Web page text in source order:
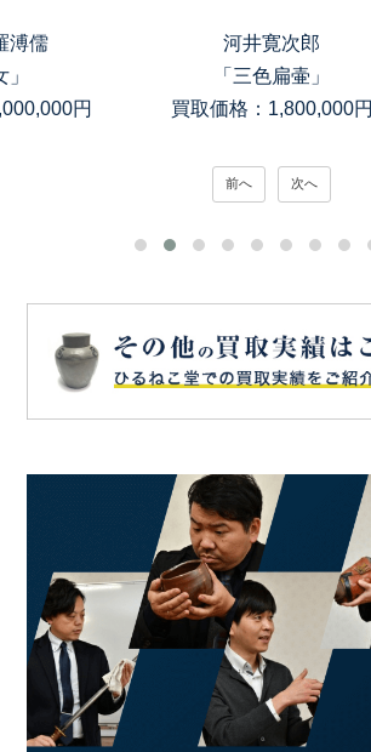
溥儒
円
河井寛次郎
「三色扁壷」
買取価格：1,800,000円
前へ 次へ